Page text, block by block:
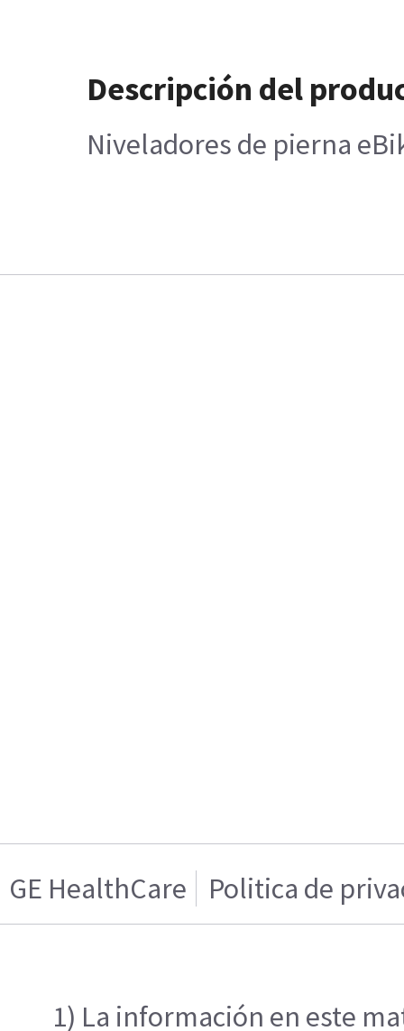
Descripción del
Niveladores de pierna
GE HealthCare Politica de
1) La información en este